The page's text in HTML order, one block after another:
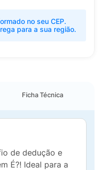
no seu CEP.
para a sua região.
Ficha Técnica
de dedução e
É?! Ideal para a